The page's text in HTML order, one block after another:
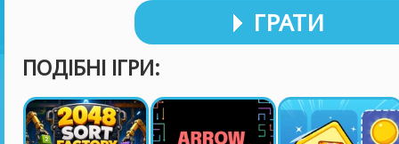
ГРАТИ
ПОДІБНІ ІГРИ: